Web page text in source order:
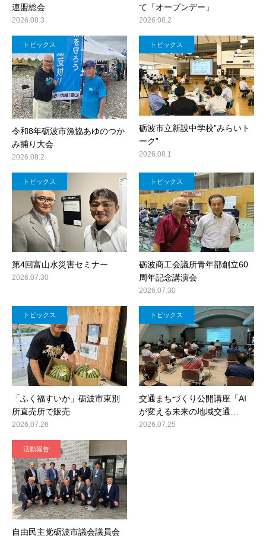
連盟総会
2026.08.3
て「オープンデー」
2026.08.2
トピックス
令和8年砺波市漁協あゆのつか
み捕り大会
2026.08.2
トピックス
砺波市立新設中学校”みらいト
ーク”
2026.08.1
トピックス
第4回富山水災害セミナー
2026.07.30
トピックス
砺波商工会議所青年部創立60
周年記念講演会
2026.07.30
トピックス
「ふく福すいか」砺波市東別
所直売所で販売
2026.07.26
トピックス
交通まちづくり公開講座「AI
が変える未来の地域交通…
2026.07.25
活動報告
自由民主党砺波市議会議員会